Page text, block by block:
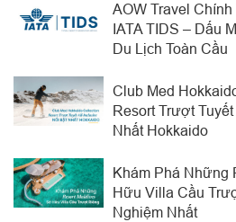
AOW Travel
IATA TIDS – Dấu
Du Lịch Toàn Cầu
Club Med
Resort Trượt
Nhất Hokkaido
Khám Phá Những
Hữu Villa Cầu
Nghiệm Nhất